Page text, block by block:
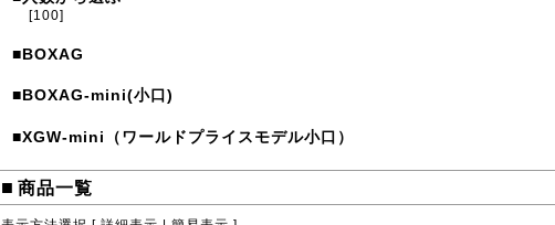
[100]
■BOXAG
■BOXAG-mini(小口)
■XGW-mini（ワールドプライスモデル小口）
■ 商品一覧